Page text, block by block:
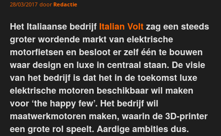
28/03/2017 door Redactie
Het Italiaanse bedrijf Italian Voltzag een steeds
groter wordende markt van elektrische
motorfietsen en besloot er zelf één te bouwen
waar design en luxe in centraal staan. De visie
van het bedrijf is dat het in de toekomst luxe
elektrische motoren beschikbaar wil maken
voor ‘the happy few’. Het bedrijf wil
maatwerkmotoren maken, waarin de 3D-printer
een grote rol speelt. Aardige ambities dus.